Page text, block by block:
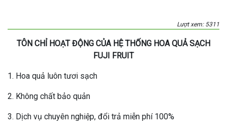
Lượt xem: 5311
TÔN CHỈ HOẠT ĐỘNG CỦA HỆ THỐNG HOA QUẢ SẠCH
FUJI FRUIT
1. Hoa quả luôn tươi sạch
2. Không chất bảo quản
3. Dịch vụ chuyên nghiệp, đổi trả miễn phí 100%